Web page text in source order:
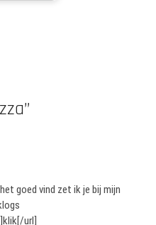
goed vind zet ik je bij mijn
url]